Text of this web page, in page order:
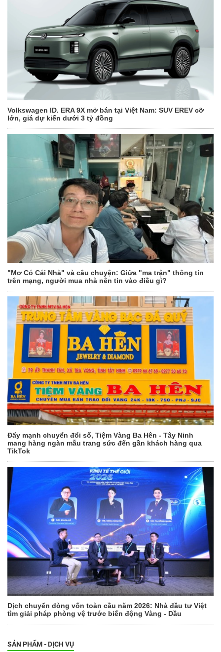
Volkswagen ID. ERA 9X mở bán tại Việt Nam: SUV EREV cỡ
lớn, giá dự kiến dưới 3 tỷ đồng
"Mơ Có Cái Nhà" và câu chuyện: Giữa "ma trận" thông tin
trên mạng, người mua nhà nên tin vào điều gì?
Đẩy mạnh chuyển đổi số, Tiệm Vàng Ba Hên - Tây Ninh
mang hàng ngàn mẫu trang sức đến gần khách hàng qua
TikTok
Dịch chuyển dòng vốn toàn cầu năm 2026: Nhà đầu tư Việt
tìm giải pháp phòng vệ trước biến động Vàng - Dầu
SẢN PHẨM - DỊCH VỤ